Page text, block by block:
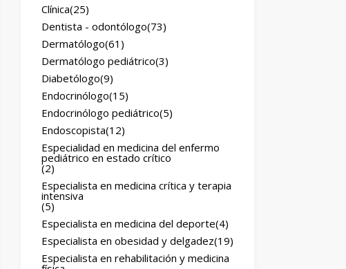
Clínica(25)
Dentista - odontólogo(73)
Dermatólogo(61)
Dermatólogo pediátrico(3)
Diabetólogo(9)
Endocrinólogo(15)
Endocrinólogo pediátrico(5)
Endoscopista(12)
Especialidad en medicina del enfermo
pediátrico en estado crítico
(2)
Especialista en medicina crítica y terapia
intensiva
(5)
Especialista en medicina del deporte(4)
Especialista en obesidad y delgadez(19)
Especialista en rehabilitación y medicina